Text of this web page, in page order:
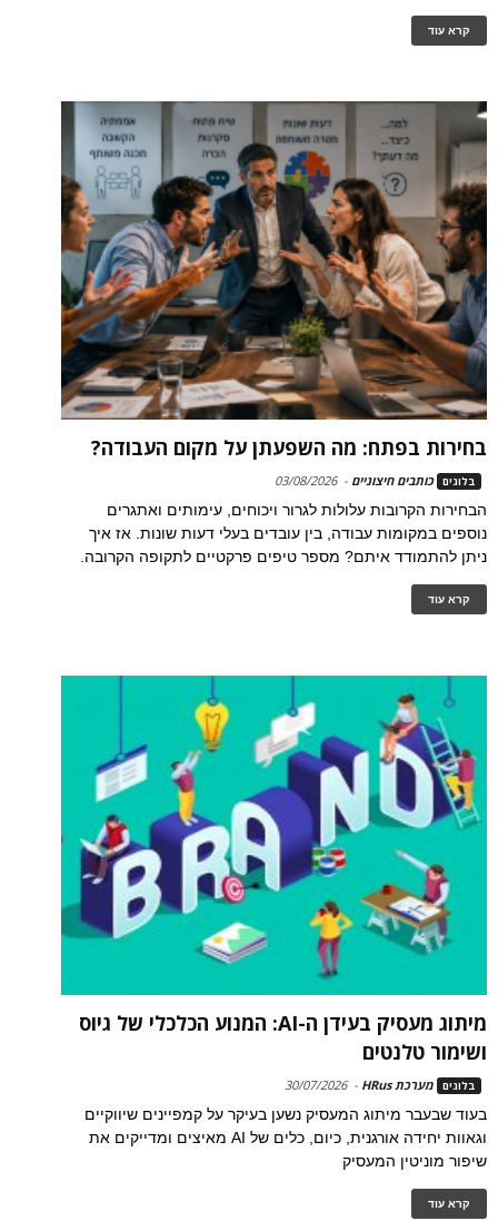
קרא עוד
בחירות בפתח: מה השפעתן על מקום העבודה?
בלוגים כותבים חיצוניים -
03/08/2026
הבחירות הקרובות עלולות לגרור ויכוחים, עימותים ואתגרים
נוספים במקומות עבודה, בין עובדים בעלי דעות שונות. אז איך
ניתן להתמודד איתם? מספר טיפים פרקטיים לתקופה הקרובה.
קרא עוד
מיתוג מעסיק בעידן ה-AI: המנוע הכלכלי של גיוס
ושימור טלנטים
בלוגים מערכת HRus -
30/07/2026
בעוד שבעבר מיתוג המעסיק נשען בעיקר על קמפיינים שיווקיים
וגאוות יחידה אורגנית, כיום, כלים של AI מאיצים ומדייקים את
שיפור מוניטין המעסיק
קרא עוד